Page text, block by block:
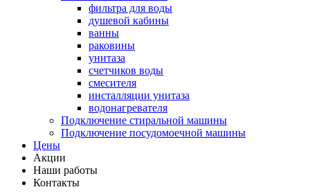
фильтра для воды
душевой кабины
ванны
раковины
унитаза
счетчиков воды
смесителя
инсталляции унитаза
водонагревателя
Подключение стиральной машины
Подключение посудомоечной машины
Цены
Акции
Наши работы
Контакты